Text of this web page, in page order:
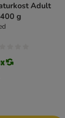
Adult
g